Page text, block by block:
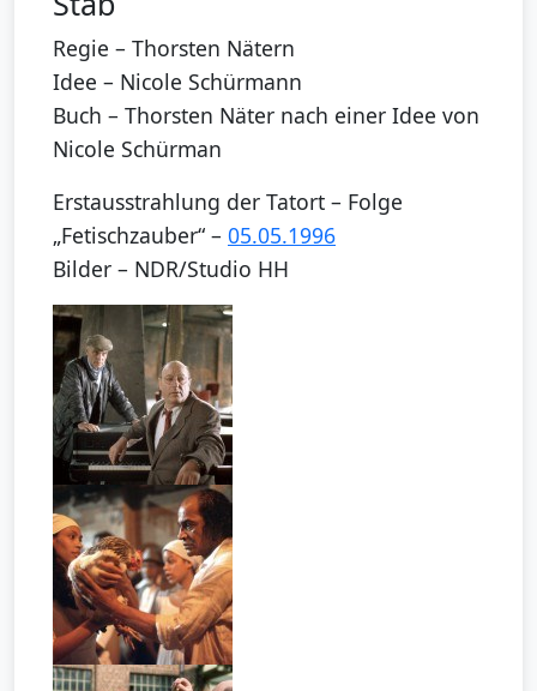
Regie – Thorsten Nätern
Idee – Nicole Schürmann
Buch – Thorsten Näter nach einer Idee von
Nicole Schürman
Erstausstrahlung der Tatort – Folge
„Fetischzauber“ – 05.05.1996
Bilder – NDR/Studio HH